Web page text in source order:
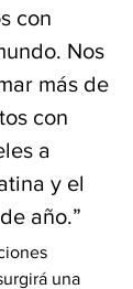
con
Nos
más de
con
a
y el
año.”
una